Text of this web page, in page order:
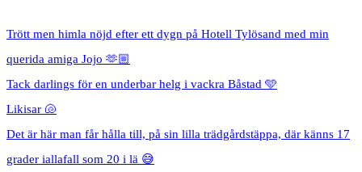
Trött men himla nöjd efter ett dygn på Hotell Tylösand med min
querida amiga Jojo 🫶🏼
Tack darlings för en underbar helg i vackra Båstad 🩵
Likisar 🐚
Det är här man får hålla till, på sin lilla trädgårdstäppa, där känns 17
grader iallafall som 20 i lä 😅